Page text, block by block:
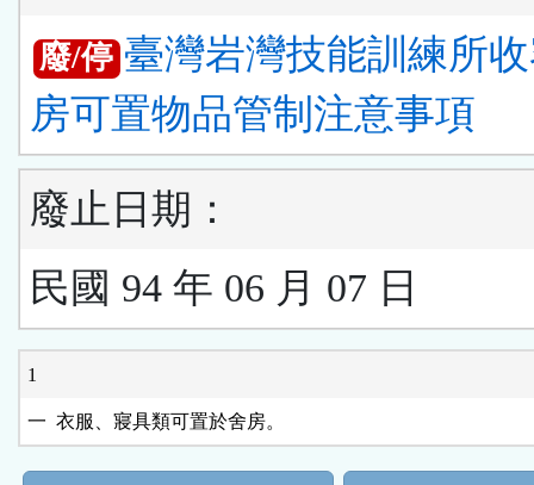
廢/停 臺灣岩灣技能訓練所
房可置物品管制注意事項
廢止日期：
民國 94 年 06 月 07 日
1